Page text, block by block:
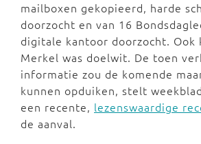
mailboxen gekopieerd, harde
doorzocht en van 16
digitale kantoor doorzocht. Ook
Merkel was doelwit. De toen
informatie zou de komende
kunnen opduiken, stelt
een recente, lezenswaardige
de aanval.